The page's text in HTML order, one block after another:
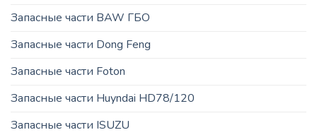
Запасные части BAW ГБО
Запасные части Dong Feng
Запасные части Foton
Запасные части Huyndai HD78/120
Запасные части ISUZU